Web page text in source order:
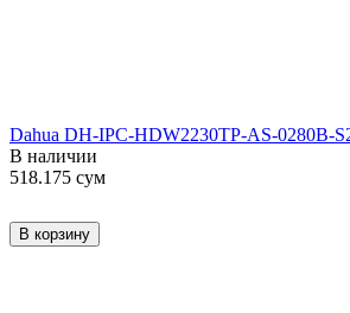
Dahua DH-IPC-HDW2230TP-AS-0280B-
В наличии
518.175 сум
В корзину